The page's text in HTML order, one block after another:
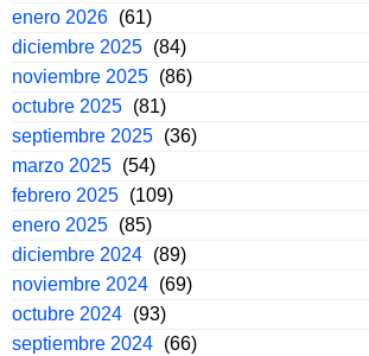
enero 2026 (61)
diciembre 2025 (84)
noviembre 2025 (86)
octubre 2025 (81)
septiembre 2025 (36)
marzo 2025 (54)
febrero 2025 (109)
enero 2025 (85)
diciembre 2024 (89)
noviembre 2024 (69)
octubre 2024 (93)
septiembre 2024 (66)